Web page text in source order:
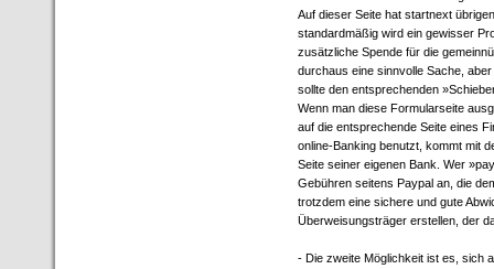
Auf dieser Seite hat startnext
standardmäßig wird ein gewisser
zusätzliche Spende für die
durchaus eine sinnvolle Sache,
sollte den entsprechenden
Wenn man diese Formularseite
auf die entsprechende Seite eines
online-Banking benutzt, kommt mit
Seite seiner eigenen Bank. Wer
Gebühren seitens Paypal an, die
trotzdem eine sichere und gute
Überweisungsträger erstellen, der
- Die zweite Möglichkeit ist es, sich